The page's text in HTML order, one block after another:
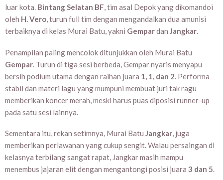
luar kota. Bintang Selatan BF, tim asal Depok yang dikomandoi
oleh H. Vero, turun full tim dengan mengandalkan dua amunisi
terbaiknya di kelas Murai Batu, yakni Gempardan Jangkar.
Penampilan paling mencolok ditunjukkan oleh Murai Batu
Gempar . Turun di tiga sesi berbeda, Gempar nyaris menyapu
bersih podium utama dengan raihan juara 1, 1, dan 2 . Performa
stabil dan materi lagu yang mumpuni membuat juri tak ragu
memberikan koncer merah, meski harus puas diposisi runner-up
pada satu sesi lainnya.
Sementara itu, rekan setimnya, Murai Batu Jangkar, juga
memberikan perlawanan yang cukup sengit. Walau persaingan di
kelasnya terbilang sangat rapat, Jangkar masih mampu
menembus jajaran elit dengan mengantongi posisi juara 3 dan 5.